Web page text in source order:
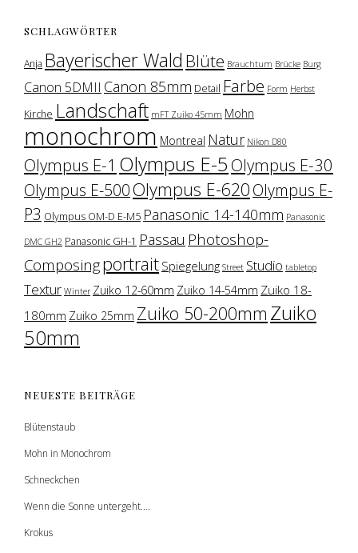
SCHLAGWÖRTER
Anja Bayerischer Wald Blüte Brauchtum Brücke Burg
Canon 5DMII Canon 85mm Detail Farbe Form Herbst
Kirche Landschaft mFT Zuiko 45mm Mohn
monochrom Montreal Natur Nikon D80
Olympus E-1 Olympus E-5 Olympus E-30
Olympus E-500Olympus E-620Olympus E-
P3 Olympus OM-D E-M5 Panasonic 14-140mm Panasonic
DMC GH2 Panasonic GH-1 Passau Photoshop-
Composingportrait Spiegelung Street Studio tabletop
Textur Winter Zuiko 12-60mm Zuiko 14-54mm Zuiko 18-
180mm Zuiko 25mm Zuiko 50-200mm Zuiko
50mm
NEUESTE BEITRÄGE
Blütenstaub
Mohn in Monochrom
Schneckchen
Wenn die Sonne untergeht….
Krokus